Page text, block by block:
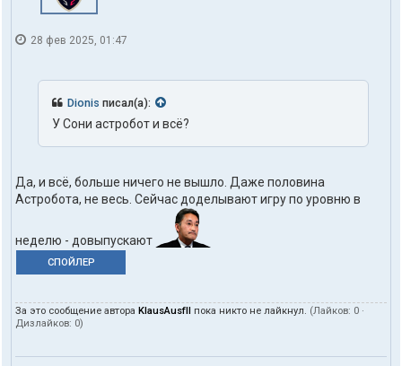
28 фев 2025, 01:47
Dionis писал(а):
У Сони астробот и всё?
Да, и всё, больше ничего не вышло. Даже половина
Астробота, не весь. Сейчас доделывают игру по уровню в
неделю - довыпускают
СПОЙЛЕР
За это сообщение автора KlausAusfII пока никто не лайкнул. (Лайков: 0 ·
Дизлайков: 0)